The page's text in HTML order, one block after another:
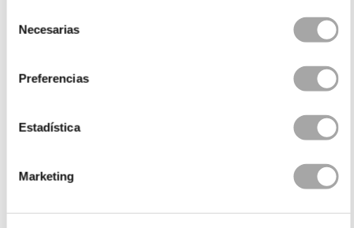
Necesarias
Preferencias
Estadística
Marketing